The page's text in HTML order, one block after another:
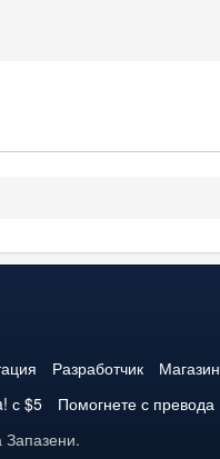
Разработчик
Магазин
с $5 Помогнете с превода
Запазени.